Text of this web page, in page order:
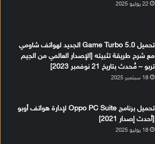
22 يوليو 2025
تحميل Game Turbo 5.0 الجديد لهواتف شاومي
مع شرح طريقة تثبيته [الإصدار العالمي من الجيم
تربو – مُحدث بتاريخ 21 نوفمبر 2023]
18 سبتمبر 2025
تحميل برنامج Oppo PC Suite لإدارة هواتف أوبو
[أحدث إصدار 2021]
18 يوليو 2025